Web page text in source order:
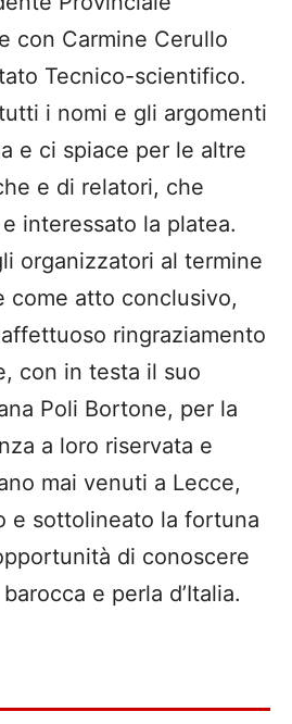
con Carmine Cerullo
Tecnico-scientifico.
i nomi e gli argomenti
e ci spiace per le altre
e di relatori, che
interessato la platea.
organizzatori al termine
come atto conclusivo,
ringraziamento
con in testa il suo
Poli Bortone, per la
a loro riservata e
mai venuti a Lecce,
e sottolineato la fortuna
di conoscere
e perla d’Italia.